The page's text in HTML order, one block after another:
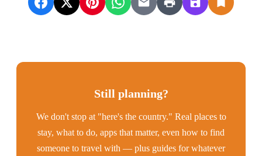
Still planning?
We don't stop at "here's the country." Real places to
stay, what to do, apps that matter, even how to find
someone to travel with — plus guides for whatever